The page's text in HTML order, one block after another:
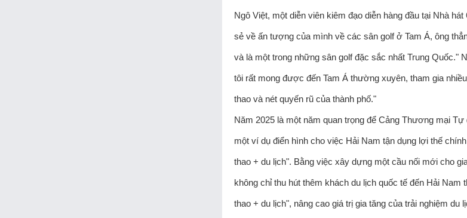
Ngô Việt, một diễn viên kiêm đạo diễn hàng đầu tại Nhà
sẻ về ấn tượng của mình về các sân golf ở Tam Á, ông
và là một trong những sân golf đặc sắc nhất Trung Quốc."
tôi rất mong được đến Tam Á thường xuyên, tham gia
thao và nét quyến rũ của thành phố."
Năm 2025 là một năm quan trọng để Cảng Thương mại
một ví dụ điển hình cho việc Hải Nam tận dụng lợi thế
thao + du lịch". Bằng việc xây dựng một cầu nối mới cho
không chỉ thu hút thêm khách du lịch quốc tế đến Hải
thao + du lịch", nâng cao giá trị gia tăng của trải nghiệm